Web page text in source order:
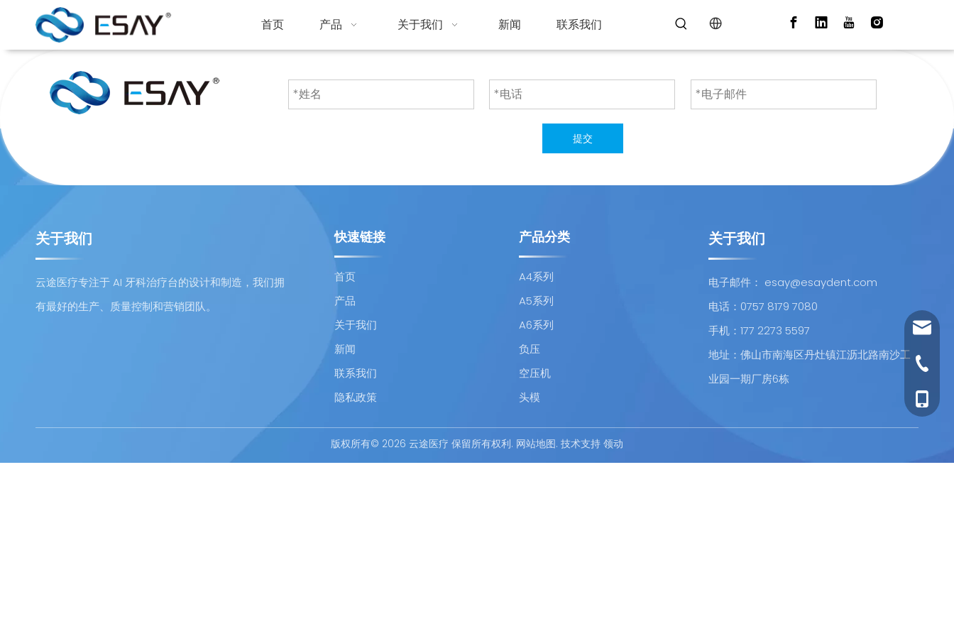
首页 产品 关于我们 新闻 联系我们
提交
关于我们
云途医疗专注于 AI 牙科治疗台的设计和制造，我们拥
有最好的生产、质量控制和营销团队。
快速链接
首页
产品
关于我们
新闻
联系我们
隐私政策
产品分类
A4系列
A5系列
A6系列
负压
空压机
头模
关于我们
电子邮件： esay@esaydent.com
电话：0757 8179 7080
手机：177 2273 5597
地址：佛山市南海区丹灶镇江沥北路南沙工
业园一期厂房6栋
0757
177
版权所有© 2026 云途医疗 保留所有权利. 网站地图. 技术支持 领动